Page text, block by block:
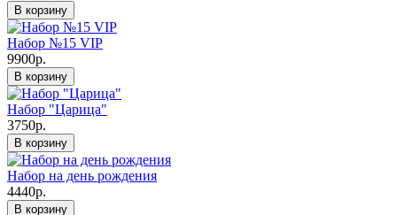
В корзину
Набор №15 VIP
9900р.
В корзину
Набор "Царица"
3750р.
В корзину
Набор на день рождения
4440р.
В корзину